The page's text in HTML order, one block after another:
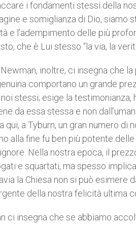
i fondamenti stessi della
e somiglianza di Dio, siamo
e l’adempimento delle più
che è Lui stesso “la via, la
Newman, inoltre, ci insegna che
comportano un grande
stessi; esige la testimonianza,
da essa stessa e non
qui, a Tyburn, un gran numero
alla fine fu ben più potente
Nella nostra epoca, il
e squartati, ma spesso
la Chiesa non si può
della nostra felicità ultima
ci insegna che se abbiamo